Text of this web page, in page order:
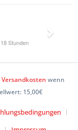
Versandkosten wenn
15,00€